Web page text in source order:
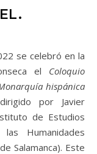
el Coloquio
hispánica
dirigido por Javier
de Estudios
Humanidades
Salamanca). Este